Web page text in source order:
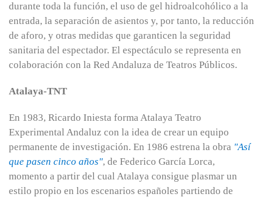
durante toda la función, el uso de gel hidroalcohólico a la
entrada, la separación de asientos y, por tanto, la reducción
de aforo, y otras medidas que garanticen la seguridad
sanitaria del espectador. El espectáculo se representa en
colaboración con la Red Andaluza de Teatros Públicos.
Atalaya-TNT
En 1983, Ricardo Iniesta forma Atalaya Teatro
Experimental Andaluz con la idea de crear un equipo
permanente de investigación. En 1986 estrena la obra "Así
que pasen cinco años", de Federico García Lorca,
momento a partir del cual Atalaya consigue plasmar un
estilo propio en los escenarios españoles partiendo de